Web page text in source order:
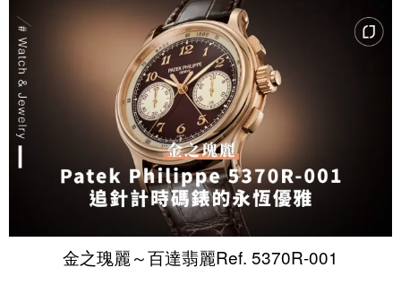
金之瑰麗～百達翡麗Ref. 5370R-001